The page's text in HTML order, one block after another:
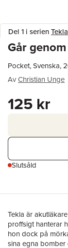
Del 1 i serien
Går
Pocket, Svenska,
AvChristian Unge
125 kr
Slutsåld
Tekla är
proffsigt hanterar
hon dock på
sina egna bomber